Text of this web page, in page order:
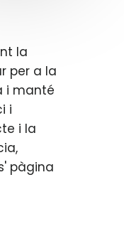
la
per a la
i manté
i
i la
pàgina